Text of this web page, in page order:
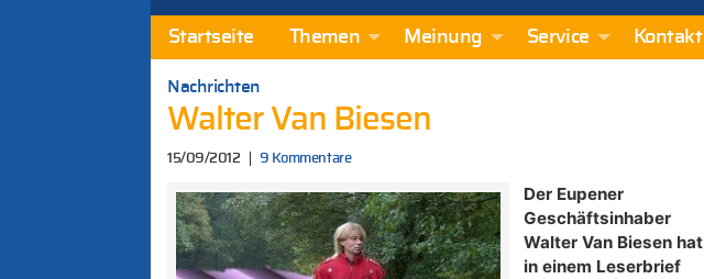
Startseite Themen Meinung Service Kontakt
Nachrichten
Walter Van Biesen
15/09/2012 9 Kommentare
Der Eupener
Geschäftsinhaber
Walter Van Biesen hat
in einem Leserbrief